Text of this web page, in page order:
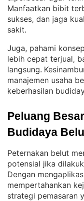
Manfaatkan bibit
sukses, dan jaga
sakit.
Juga, pahami
lebih cepat terjual,
langsung.
manajemen usaha
keberhasilan
Peluang
Budidaya
Peternakan belut
potensial jika
Dengan
mempertahankan
strategi pemasaran